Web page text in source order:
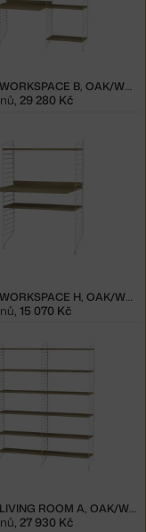
STRING WORKSPACE B, OAK/WHITE
29 280 Kč
STRING WORKSPACE H, OAK/WHITE
, 15 070 Kč
STRING LIVING ROOM A, OAK/WHITE
, 27 930 Kč